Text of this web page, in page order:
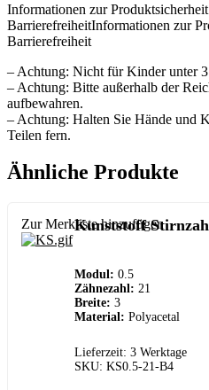
Informationen zur
BarrierefreiheitInformationen zur
Barrierefreiheit
– Achtung: Nicht für Kinder unter 3
– Achtung: Bitte außerhalb der
aufbewahren.
– Achtung: Halten Sie Hände und
Teilen fern.
Ähnliche Produkte
Zur Merkliste hinzufügen
Kunststoff
Modul: 0.5
Zähnezahl: 21
Breite: 3
Material: Polyacetal
Lieferzeit: 3 Werktage
SKU: KS0.5-21-B4